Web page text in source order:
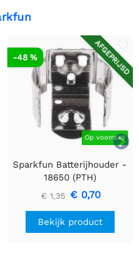

AFGEPRIJSD
Op voorraad
-48 %
Sparkfun Batterijhouder -
18650 (PTH)
€ 1,35 € 0,70
Bekijk product